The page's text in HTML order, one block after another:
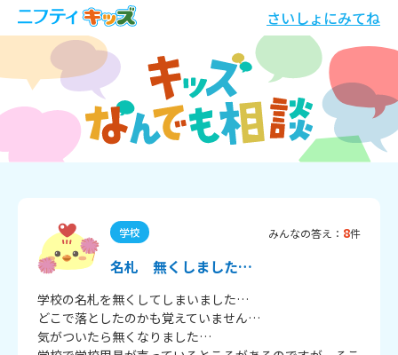
さいしょにみてね
学校 みんなの答え： 8件
名札 無くしました…
学校の名札を無くしてしまいました…
どこで落としたのかも覚えていません…
気がついたら無くなりました…